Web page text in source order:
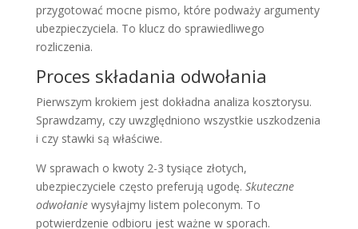
przygotować mocne pismo, które podważy argumenty
ubezpieczyciela. To klucz do sprawiedliwego
rozliczenia.
Proces składania odwołania
Pierwszym krokiem jest dokładna analiza kosztorysu.
Sprawdzamy, czy uwzględniono wszystkie uszkodzenia
i czy stawki są właściwe.
W sprawach o kwoty 2-3 tysiące złotych,
ubezpieczyciele często preferują ugodę. Skuteczne
odwołaniewysyłajmy listem poleconym. To
potwierdzenie odbioru jest ważne w sporach.